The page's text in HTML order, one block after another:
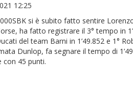
12:25
si è subito fatto sentire
ha fatto registrare il 3° tempo in
del team Barni in 1’49.852 e 1°
Dunlop, fa segnare il tempo di
con 45 punti.